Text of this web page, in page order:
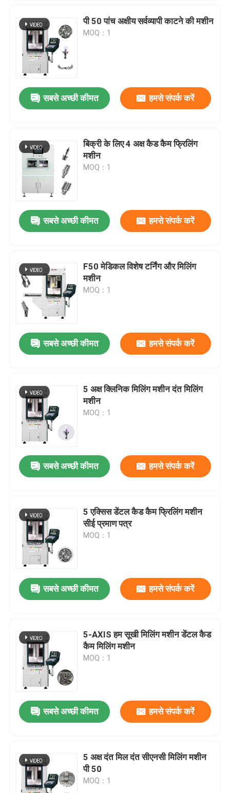
उत्पादों
वीआर शो
हमारे बारे में
गुणवत्ता नियंत्रण
हमसे संपर्क करें
समाचार
मामले
ब्लॉग
पी 50 पांच अक्षीय सर्वव्यापी काटने की मशीन
MOQ：1
सबसे अच्छी कीमत हमसे संपर्क करें
बिक्री के लिए 4 अक्ष कैड कैम फ्रिलिंग
मशीन
MOQ：1
सबसे अच्छी कीमत हमसे संपर्क करें
F50 मेडिकल विशेष टर्निंग और मिलिंग
मशीन
MOQ：1
सबसे अच्छी कीमत हमसे संपर्क करें
5 अक्ष क्लिनिक मिलिंग मशीन दंत मिलिंग
मशीन
MOQ：1
सबसे अच्छी कीमत हमसे संपर्क करें
5 एक्सिस डेंटल कैड कैम फ्रिलिंग मशीन
सीई प्रमाण पत्र
MOQ：1
सबसे अच्छी कीमत हमसे संपर्क करें
5-AXIS हम सूखी मिलिंग मशीन डेंटल कैड
कैम मिलिंग मशीन
MOQ：1
सबसे अच्छी कीमत हमसे संपर्क करें
5 अक्ष दंत मिल दंत सीएनसी मिलिंग मशीन
पी 50
MOQ：1